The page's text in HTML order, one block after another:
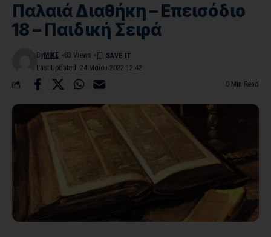
Παλαιά Διαθήκη – Επεισόδιο
18 – Παιδική Σειρά
Last Updated: 24 Μαΐου 2022 12:42
By MIKE 83 Views
0 Min Read